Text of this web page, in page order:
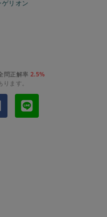
リオン
問正解率 2.5%
ます。